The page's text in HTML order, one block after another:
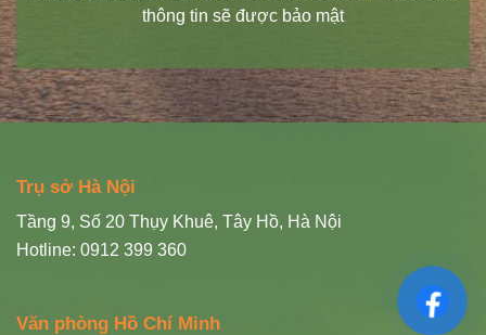
thông tin sẽ được bảo mật
Trụ sở Hà Nội
Tầng 9, Số 20 Thụy Khuê, Tây Hồ, Hà Nội
Hotline: 0912 399 360
Văn phòng Hồ Chí Minh